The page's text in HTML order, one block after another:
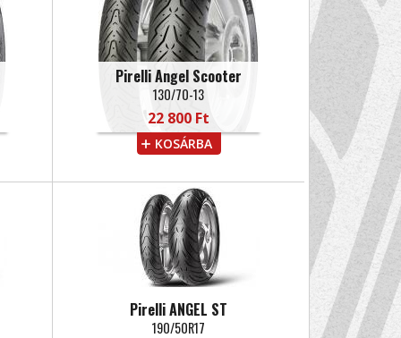
Pirelli Angel Scooter
130/70-13
22 800 Ft
KOSÁRBA
Pirelli ANGEL ST
190/50R17